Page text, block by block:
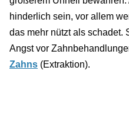
hinderlich sein, vor allem
das mehr nützt als schadet.
Angst vor
Zahns (Extraktion).